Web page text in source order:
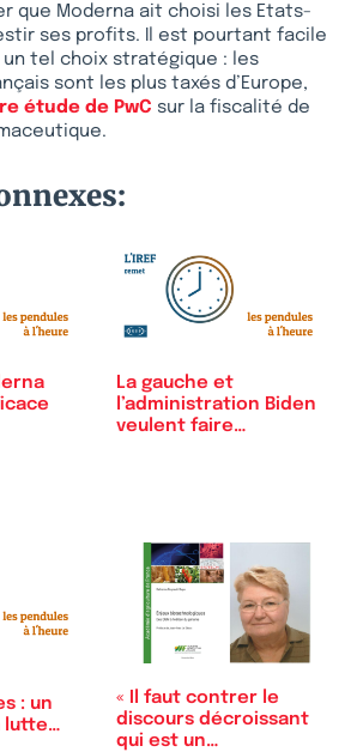
que Moderna ait choisi les Etats-
ses profits. Il est pourtant facile
tel choix stratégique : les
sont les plus taxés d’Europe,
étude de PwC sur la fiscalité de
La gauche et
l’administration Biden
veulent faire…
: un
lutte…
« Il faut contrer le
discours décroissant
qui est un…